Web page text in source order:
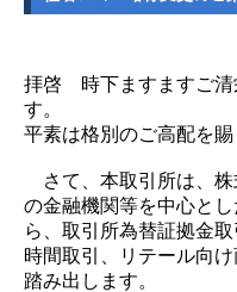
拝啓 時下ますますご清
す。
平素は格別のご高配を賜
さて、本取引所は、株
の金融機関等を中心と
ら、取引所為替証拠金
時間取引、リテール向
踏み出します。